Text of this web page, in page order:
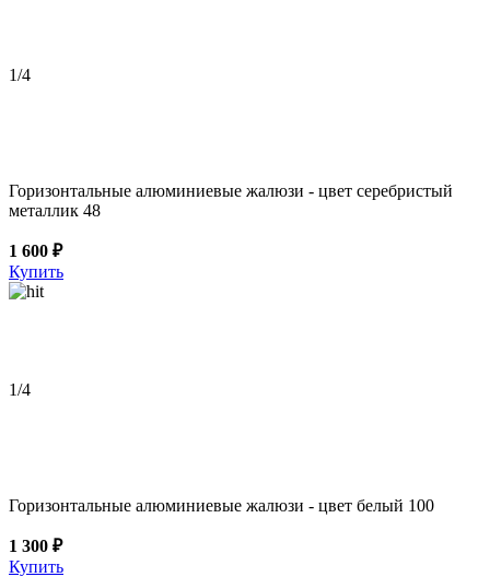
1/4
Горизонтальные алюминиевые жалюзи - цвет серебристый
металлик 48
1 600 ₽
Купить
1/4
Горизонтальные алюминиевые жалюзи - цвет белый 100
1 300 ₽
Купить